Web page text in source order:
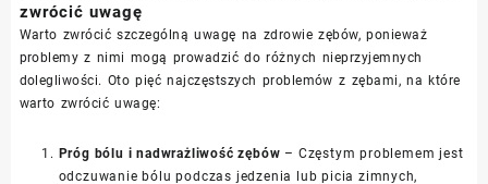
zwrócić uwagę
Warto zwrócić szczególną uwagę na zdrowie zębów, ponieważ
problemy z nimi mogą prowadzić do różnych nieprzyjemnych
dolegliwości. Oto pięć najczęstszych problemów z zębami, na które
warto zwrócić uwagę:
Próg bólu i nadwrażliwość zębów – Częstym problemem jest
odczuwanie bólu podczas jedzenia lub picia zimnych,